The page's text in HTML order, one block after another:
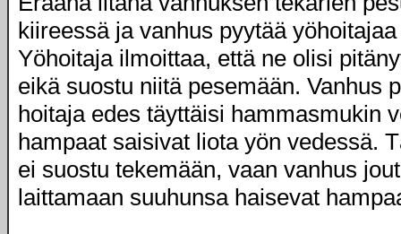
kiireessä ja vanhus pyytää
Yöhoitaja ilmoittaa, että ne olisi
eikä suostu niitä pesemään. Vanhus
hoitaja edes täyttäisi hammasmukin
hampaat saisivat liota yön vedessä.
ei suostu tekemään, vaan vanhus
laittamaan suuhunsa haisevat